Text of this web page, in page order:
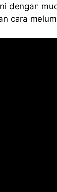
dengan
cara